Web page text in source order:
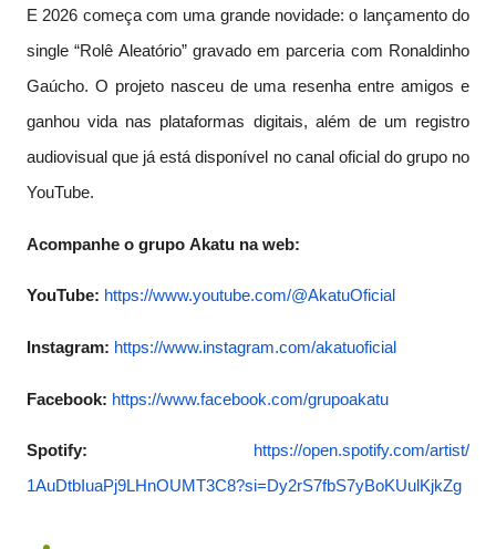
E 2026 começa com uma grande novidade: o lançamento do
single “Rolê Aleatório” gravado em parceria com Ronaldinho
Gaúcho. O projeto nasceu de uma resenha entre amigos e
ganhou vida nas plataformas digitais, além de um registro
audiovisual que já está disponível no canal oficial do grupo no
YouTube.
Acompanhe o grupo Akatu na web:
YouTube: https://www.youtube.com/@AkatuOficial
Instagram: https://www.instagram.com/akatuoficial
Facebook: https://www.facebook.com/grupoakatu
Spotify: https://open.spotify.com/artist/
1AuDtbIuaPj9LHnOUMT3C8?si=Dy2rS7fbS7yBoKUulKjkZg